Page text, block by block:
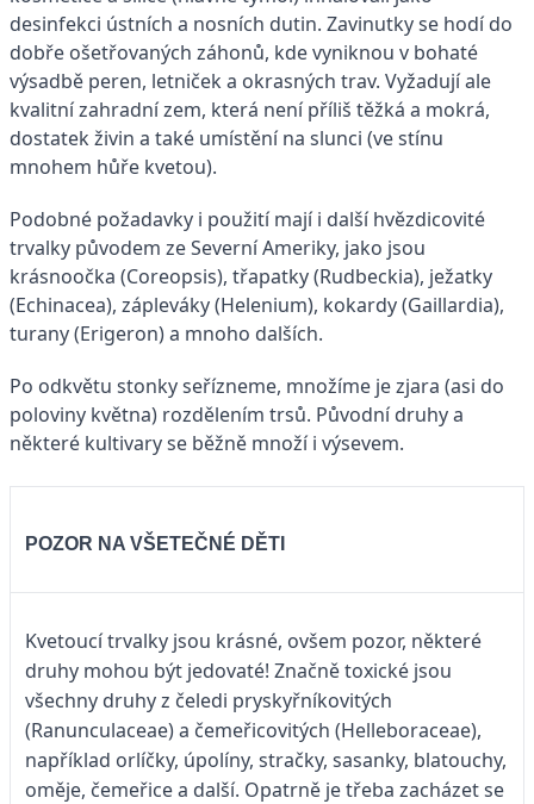
desinfekci ústních a nosních dutin. Zavinutky se hodí do
dobře ošetřovaných záhonů, kde vyniknou v bohaté
výsadbě peren, letniček a okrasných trav. Vyžadují ale
kvalitní zahradní zem, která není příliš těžká a mokrá,
dostatek živin a také umístění na slunci (ve stínu
mnohem hůře kvetou).
Podobné požadavky i použití mají i další hvězdicovité
trvalky původem ze Severní Ameriky, jako jsou
krásnoočka (Coreopsis), třapatky (Rudbeckia), ježatky
(Echinacea), zápleváky (Helenium), kokardy (Gaillardia),
turany (Erigeron) a mnoho dalších.
Po odkvětu stonky seřízneme, množíme je zjara (asi do
poloviny května) rozdělením trsů. Původní druhy a
některé kultivary se běžně množí i výsevem.
POZOR NA VŠETEČNÉ DĚTI
Kvetoucí trvalky jsou krásné, ovšem pozor, některé
druhy mohou být jedovaté! Značně toxické jsou
všechny druhy z čeledi pryskyřníkovitých
(Ranunculaceae) a čemeřicovitých (Helleboraceae),
například orlíčky, úpolíny, stračky, sasanky, blatouchy,
oměje, čemeřice a další. Opatrně je třeba zacházet se